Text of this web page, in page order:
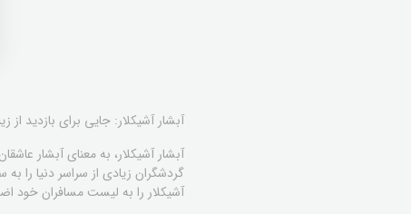
آبشار آشیکلار: جایی برای بازدید از
آبشار آشیکلار، به معنای آبشار
گردشگران زیادی از سراسر دنیا
آشیکلار را به لیست مسافران خود